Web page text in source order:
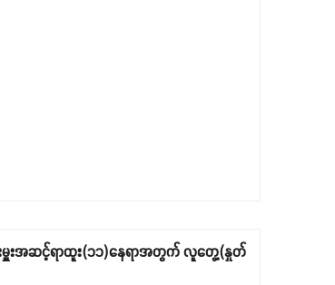
စီးမှူးအဆင့်ရာထူး(၁၁)နေရာအတွက် လူတွေ့(နှုတ်